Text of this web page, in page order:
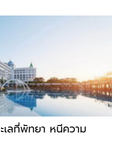
ลที่พัทยา หนีความ